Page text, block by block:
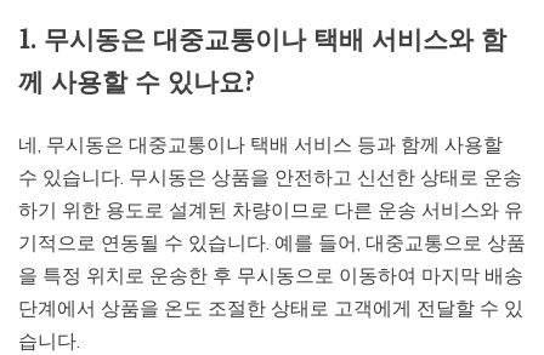
1. 무시동은 대중교통이나 택배 서비스와 함
께 사용할 수 있나요?
네, 무시동은 대중교통이나 택배 서비스 등과 함께 사용할
수 있습니다. 무시동은 상품을 안전하고 신선한 상태로 운송
하기 위한 용도로 설계된 차량이므로 다른 운송 서비스와 유
기적으로 연동될 수 있습니다. 예를 들어, 대중교통으로 상품
을 특정 위치로 운송한 후 무시동으로 이동하여 마지막 배송
단계에서 상품을 온도 조절한 상태로 고객에게 전달할 수 있
습니다.